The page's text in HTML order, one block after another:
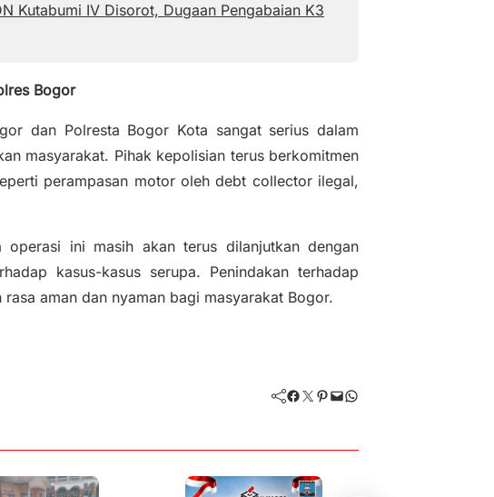
Kutabumi IV Disorot, Dugaan Pengabaian K3
Bogor
dan Polresta Bogor Kota sangat serius dalam
masyarakat. Pihak kepolisian terus berkomitmen
perampasan motor oleh debt collector ilegal,
operasi ini masih akan terus dilanjutkan dengan
kasus-kasus serupa. Penindakan terhadap
aman dan nyaman bagi masyarakat Bogor.
Facebook Twitter Pinterest Mail WhatsApp